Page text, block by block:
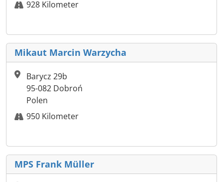
928 Kilometer
Mikaut Marcin Warzycha
Barycz 29b
95-082 Dobroń
Polen
950 Kilometer
MPS Frank Müller